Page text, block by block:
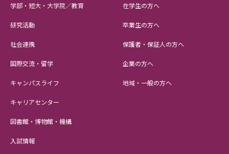
学部・短大・大学院／教育
研究活動
社会連携
国際交流・留学
キャンパスライフ
キャリアセンター
図書館・博物館・機構
入試情報
在学生の方へ
卒業生の方へ
保護者・保証人の方へ
企業の方へ
地域・一般の方へ